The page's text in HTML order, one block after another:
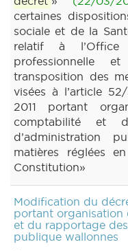
certaines
sociale et de la
relatif à
professionnelle
transposition des
visées à l’article
2011 portant
comptabilité et
d’administration
matières réglées
Constitution»
Modification du
portant
et du rapportage
publique wallonnes